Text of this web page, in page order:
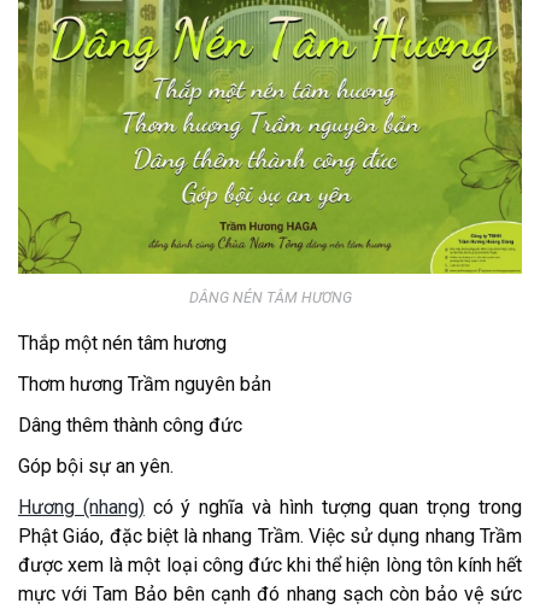
DÂNG NÉN TÂM HƯƠNG
Thắp một nén tâm hương
Thơm hương Trầm nguyên bản
Dâng thêm thành công đức
Góp bội sự an yên.
Hương (nhang)có ý nghĩa và hình tượng quan trọng trong
Phật Giáo, đặc biệt là nhang Trầm. Việc sử dụng nhang Trầm
được xem là một loại công đức khi thể hiện lòng tôn kính hết
mực với Tam Bảo bên cạnh đó nhang sạch còn bảo vệ sức